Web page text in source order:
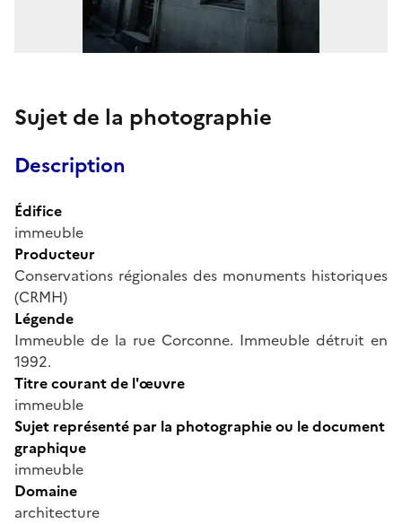
Sujet de la photographie
Description
Édifice
immeuble
Producteur
Conservations régionales des monuments historiques
(CRMH)
Légende
Immeuble de la rue Corconne. Immeuble détruit en
1992.
Titre courant de l'œuvre
immeuble
Sujet représenté par la photographie ou le document
graphique
immeuble
Domaine
architecture